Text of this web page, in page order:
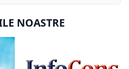
NOASTRE